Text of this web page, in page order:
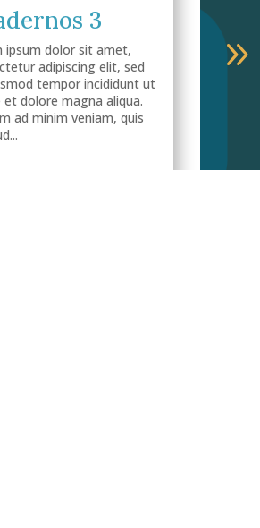
3
ipsum dolor sit amet,
adipiscing elit, sed
tempor incididunt ut
et dolore magna aliqua.
ad minim veniam, quis